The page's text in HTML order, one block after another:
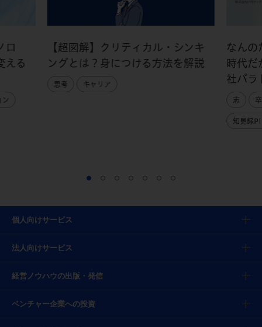
ロ
える
ン
【超図解】クリティカル・シンキ
ングとは？身につける方法を解説
思考 キャリア
なんの
時代だ
社パラ
志
知見録
個人向けサービス
法人向けサービス
経営ノウハウの出版・発信
ベンチャー企業への投資